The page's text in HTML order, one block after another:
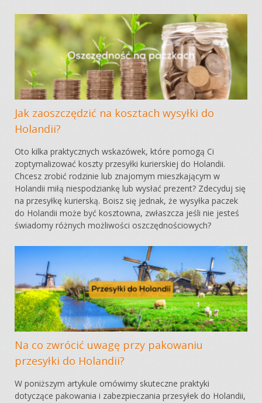
Jak zaoszczędzić na kosztach wysyłki do
Holandii?
Oto kilka praktycznych wskazówek, które pomogą Ci
zoptymalizować koszty przesyłki kurierskiej do Holandii.
Chcesz zrobić rodzinie lub znajomym mieszkającym w
Holandii miłą niespodziankę lub wysłać prezent? Zdecyduj się
na przesyłkę kurierską. Boisz się jednak, że wysyłka paczek
do Holandii może być kosztowna, zwłaszcza jeśli nie jesteś
świadomy różnych możliwości oszczędnościowych?
Na co zwrócić uwagę przy pakowaniu
przesyłki do Holandii?
W poniższym artykule omówimy skuteczne praktyki
dotyczące pakowania i zabezpieczania przesyłek do Holandii,